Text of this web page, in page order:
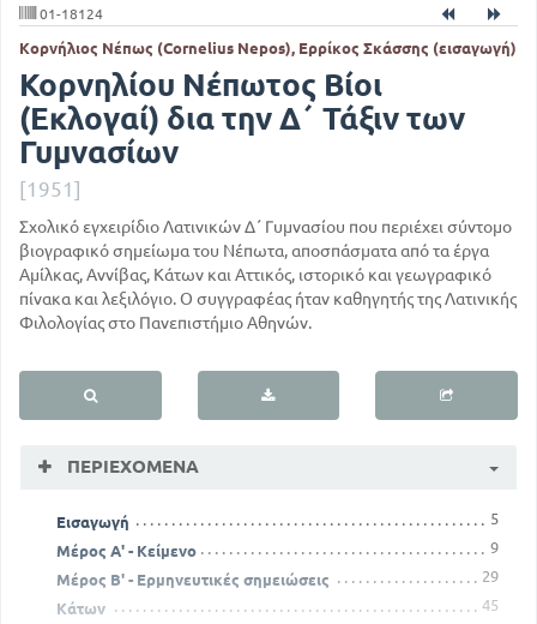
01-18124
Κορνήλιος Νέπως (Cornelius Nepos), Ερρίκος Σκάσσης (εισαγωγή)
Κορνηλίου Νέπωτος Βίοι
(Εκλογαί) δια την Δ΄ Τάξιν των
Γυμνασίων
[1951]
Σχολικό εγχειρίδιο Λατινικών Δ΄ Γυμνασίου που περιέχει σύντομο
βιογραφικό σημείωμα του Νέπωτα, αποσπάσματα από τα έργα
Αμίλκας, Αννίβας, Κάτων και Αττικός, ιστορικό και γεωγραφικό
πίνακα και λεξιλόγιο. Ο συγγραφέας ήταν καθηγητής της Λατινικής
Φιλολογίας στο Πανεπιστήμιο Αθηνών.
ΠΕΡΙΕΧΌΜΕΝΑ
Εισαγωγή
5
Μέρος Α' - Κείμενο
9
Μέρος Β' - Ερμηνευτικές σημειώσεις
29
Κάτων
45